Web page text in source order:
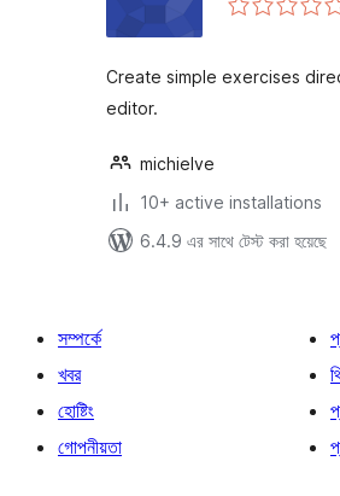
Create simple exercises
editor.
michielve
10+ active installations
6.4.9 এর সাথে টেস্ট করা হয়েছে
সম্পর্কে
খবর
হোষ্টিং
গোপনীয়তা